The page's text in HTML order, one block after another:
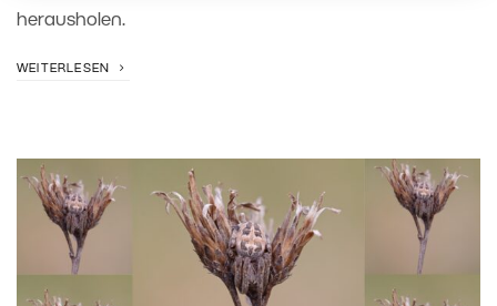
herausholen.
WEITERLESEN